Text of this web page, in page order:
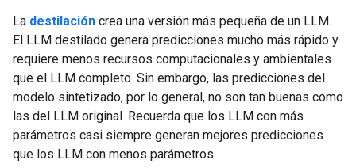
La destilación crea una versión más pequeña de un LLM.
El LLM destilado genera predicciones mucho más rápido y
requiere menos recursos computacionales y ambientales
que el LLM completo. Sin embargo, las predicciones del
modelo sintetizado, por lo general, no son tan buenas como
las del LLM original. Recuerda que los LLM con más
parámetros casi siempre generan mejores predicciones
que los LLM con menos parámetros.